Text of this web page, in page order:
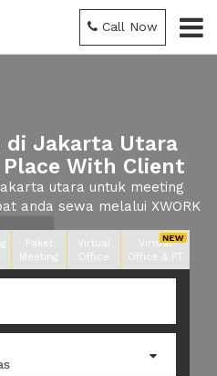
Call Now
di Jakarta Utara
With Client
utara untuk meeting
anda sewa melalui XWORK
Paket
Meeting
Virtual
Office
Virtual
Office & PT